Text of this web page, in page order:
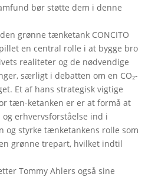
bør støtte dem i denne
grønne tænketank CONCITO
en central rolle i at bygge bro
realiteter og de nødvendige
særligt i debatten om en CO₂-
Et af hans strategisk vigtige
tæn-ketanken er er at formå at
erhvervsforståelse ind i
og styrke tænketankens rolle som
grønne trepart, hvilket indtil
Tommy Ahlers også sine